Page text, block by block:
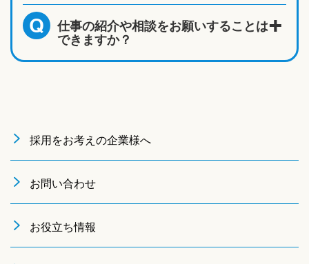
Q 仕事の紹介や相談をお願いすることは
できますか？
採用をお考えの企業様へ
お問い合わせ
お役立ち情報